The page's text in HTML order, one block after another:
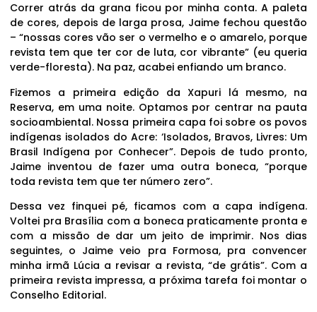
Correr atrás da grana ficou por minha conta. A paleta
de cores, depois de larga prosa, Jaime fechou questão
– “nossas cores vão ser o vermelho e o amarelo, porque
revista tem que ter cor de luta, cor vibrante” (eu queria
verde-floresta). Na paz, acabei enfiando um branco.
Fizemos a primeira edição da Xapuri lá mesmo, na
Reserva, em uma noite. Optamos por centrar na pauta
socioambiental. Nossa primeira capa foi sobre os povos
indígenas isolados do Acre: ‘Isolados, Bravos, Livres: Um
Brasil Indígena por Conhecer”. Depois de tudo pronto,
Jaime inventou de fazer uma outra boneca, “porque
toda revista tem que ter número zero”.
Dessa vez finquei pé, ficamos com a capa indígena.
Voltei pra Brasília com a boneca praticamente pronta e
com a missão de dar um jeito de imprimir. Nos dias
seguintes, o Jaime veio pra Formosa, pra convencer
minha irmã Lúcia a revisar a revista, “de grátis”. Com a
primeira revista impressa, a próxima tarefa foi montar o
Conselho Editorial.